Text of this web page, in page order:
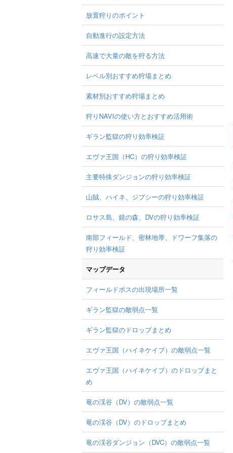
放置狩りのポイント
自動進行の設定方法
高速で大量の敵を狩る方法
レベル別おすすめ狩場まとめ
素材別おすすめ狩場まとめ
狩りNAVIの使い方とおすすめ活用術
ギラン監獄の狩り効率検証
エヴァ王国（HC）の狩り効率検証
主要特殊ダンジョンの狩り効率検証
山賊、ハイネ、ジプシーの狩り効率検証
ロサス島、鏡の森、DVの狩り効率検証
南部フィールド、密林地帯、ドワーフ集落の
狩り効率検証
マップデータ
フィールドボスの出現場所一覧
ギラン監獄の敵弱点一覧
ギラン監獄のドロップまとめ
エヴァ王国（ハイネケイブ）の敵弱点一覧
エヴァ王国（ハイネケイブ）のドロップまと
め
竜の渓谷（DV）の敵弱点一覧
竜の渓谷（DV）のドロップまとめ
竜の渓谷ダンジョン（DVC）の敵弱点一覧